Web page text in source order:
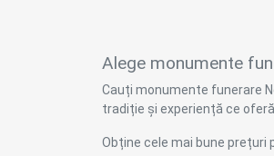
Alege monumente
Cauți monumente funerare
tradiție și experiență ce
Obține cele mai bune